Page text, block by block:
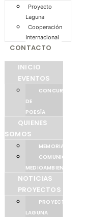
Proyecto
Laguna
Cooperación
Internacional
CONTACTO
INICIO
EVENTOS
CONCURSO
DE
POESÍA
QUIENES
SOMOS
MEMORIAS
COMUNICACIÓN
MEDIOAMBIENTAL
NOTICIAS
PROYECTOS
PROYECTO
LAGUNA